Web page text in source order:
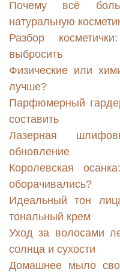
Почему всё
натуральную
Разбор
выбросить
Физические или
лучше?
Парфюмерный
составить
Лазерная
обновление
Королевская
оборачивались?
Идеальный тон
тональный крем
Уход за волосами
солнца и сухости
Домашнее мыло